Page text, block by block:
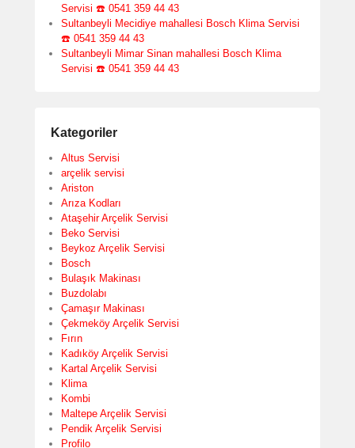
Servisi ☎️ 0541 359 44 43
Sultanbeyli Mecidiye mahallesi Bosch Klima Servisi
☎️ 0541 359 44 43
Sultanbeyli Mimar Sinan mahallesi Bosch Klima
Servisi ☎️ 0541 359 44 43
Kategoriler
Altus Servisi
arçelik servisi
Ariston
Arıza Kodları
Ataşehir Arçelik Servisi
Beko Servisi
Beykoz Arçelik Servisi
Bosch
Bulaşık Makinası
Buzdolabı
Çamaşır Makinası
Çekmeköy Arçelik Servisi
Fırın
Kadıköy Arçelik Servisi
Kartal Arçelik Servisi
Klima
Kombi
Maltepe Arçelik Servisi
Pendik Arçelik Servisi
Profilo